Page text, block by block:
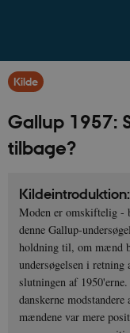
Kilde
Gallup 1957:
tilbage?
Kildeintroduktion:
Moden er omskiftelig -
denne Gallup-
holdning til, om mænd
undersøgelsen i
slutningen af
danskerne
mændene var mere